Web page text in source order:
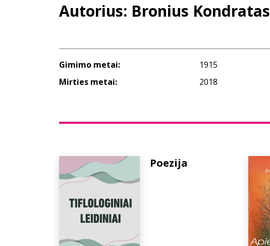
Autorius: Bronius Kondratas
Gimimo metai:
1915
Mirties metai:
2018
Poezija